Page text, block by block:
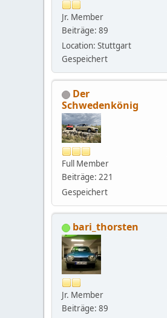
Jr. Member
Beiträge: 89
Location: Stuttgart
Gespeichert
Der
Schwedenkönig
Full Member
Beiträge: 221
Gespeichert
bari_thorsten
Jr. Member
Beiträge: 89